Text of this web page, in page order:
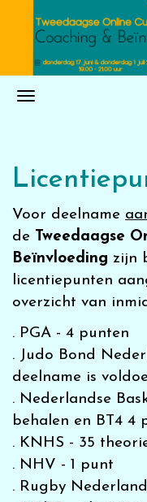
Voor deelname
de Tweedaagse
Beïnvloeding zijn
licentiepunten
overzicht van
. PGA - 4 punten
. Judo Bond
deelname is
. Nederlandse
behalen en BT4 4
. KNHS - 35
. NHV - 1 punt
. Rugby